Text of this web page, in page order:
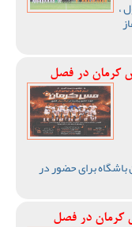
،
کرمان در فصل
باشگاه برای حضور در
کرمان در فصل